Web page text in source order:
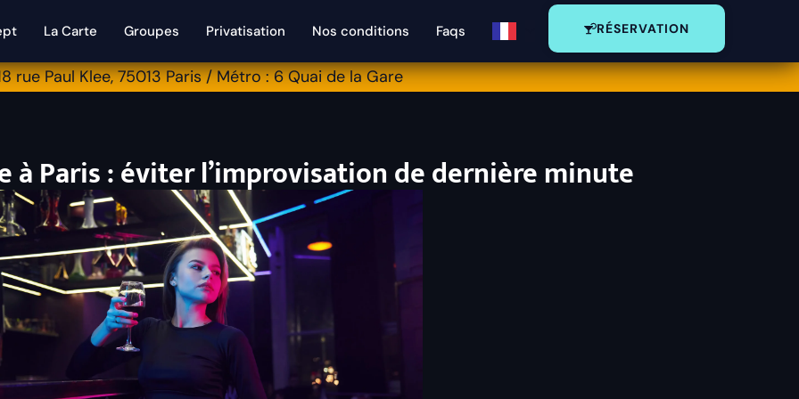
La Carte Groupes Privatisation Nos conditions Faqs RÉSERVATION
rue Paul Klee, 75013 Paris / Métro : 6 Quai de la Gare
à Paris : éviter l’improvisation de dernière minute